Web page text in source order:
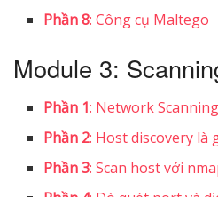
Phần 8: Công cụ Maltego
Module 3:
Phần 1: Network
Phần 2: Host discovery là
Phần 3: Scan host với